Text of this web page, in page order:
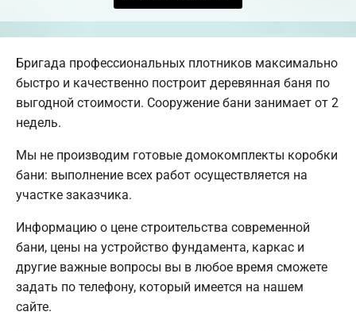
Бригада профессиональных плотников максимально
быстро и качественно построит деревянная баня по
выгодной стоимости. Сооружение бани занимает от 2
недель.
Мы не производим готовые домокомплекты коробки
бани: выполнение всех работ осуществляется на
участке заказчика.
Информацию о цене строительства современной
бани, цены на устройство фундамента, каркас и
другие важные вопросы вы в любое время сможете
задать по телефону, который имеется на нашем
сайте.